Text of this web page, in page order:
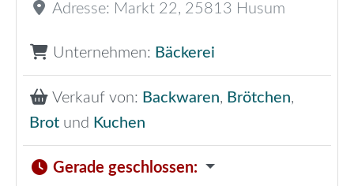
Adresse: Markt 22, 25813 Husum
Unternehmen: Bäckerei
Verkauf von: Backwaren, Brötchen,
Brot und Kuchen
Gerade geschlossen: